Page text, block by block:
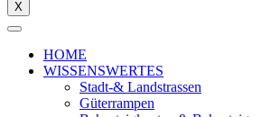
X
HOME
WISSENSWERTES
Stadt-& Landstrassen
Güterrampen